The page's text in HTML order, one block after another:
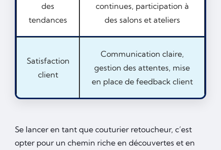
des
tendances
continues, participation à
des salons et ateliers
Satisfaction
client
Communication claire,
gestion des attentes, mise
en place de feedback client
Se lancer en tant que couturier retoucheur, c’est
opter pour un chemin riche en découvertes et en